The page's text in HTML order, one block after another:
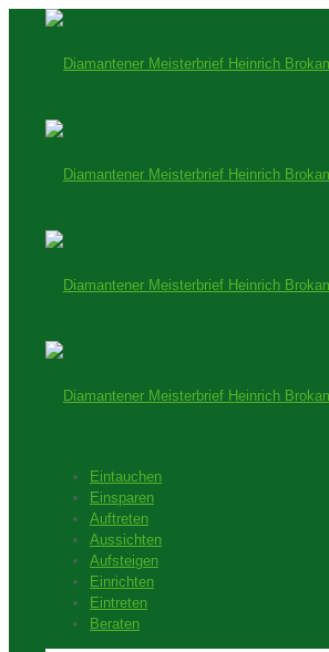
Eintauchen
Einsparen
Auftreten
Aussichten
Aufsteigen
Einrichten
Eintreten
Beraten